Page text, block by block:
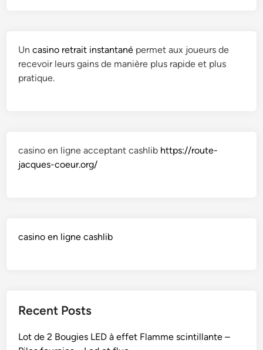
Uncasino retrait instantané permet aux joueurs de
recevoir leurs gains de manière plus rapide et plus
pratique.
casino en ligne acceptant cashlib https://route-
jacques-coeur.org/
casino en ligne cashlib
Recent Posts
Lot de 2 Bougies LED à effet Flamme scintillante –